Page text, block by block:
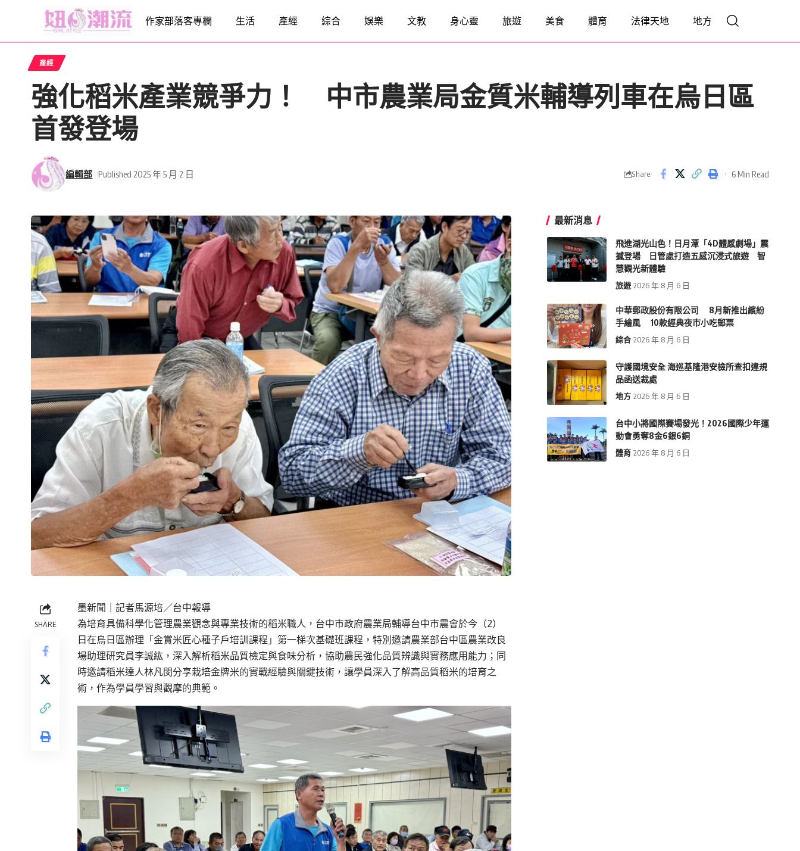
作家部落客專欄 生活 產經 綜合 娛樂 文教 身心靈 旅遊 美食 體育 法律天地 地方
產經
強化稻米產業競爭力！ 中市農業局金質米輔導列車在烏日區
首發登場
編輯部 Published 2025 年 5 月 2 日 Share 6 Min Read
SHARE
墨新聞 ｜記者馬源培／台中報導
為培育具備科學化管理農業觀念與專業技術的稻米職人，台中市政府農業局輔導台中市農會於今（2）
日在烏日區辦理「金賞米匠心種子戶培訓課程」第一梯次基礎班課程，特別邀請農業部台中區農業改良
場助理研究員李誠紘，深入解析稻米品質檢定與食味分析，協助農民強化品質辨識與實務應用能力；同
時邀請稻米達人林凡閔分享栽培金牌米的實戰經驗與關鍵技術，讓學員深入了解高品質稻米的培育之
術，作為學員學習與觀摩的典範。
最新消息
飛進湖光山色！日月潭「4D體感劇場」震
撼登場 日管處打造五感沉浸式旅遊 智
慧觀光新體驗
旅遊 2026 年 8 月 6 日
中華郵政股份有限公司 8月新推出繽紛
手繪風 10款經典夜市小吃郵票
綜合 2026 年 8 月 6 日
守護國境安全 海巡基隆港安檢所查扣違規
品函送裁處
地方 2026 年 8 月 6 日
台中小將國際賽場發光！2026國際少年運
動會勇奪8金6銀6銅
體育 2026 年 8 月 6 日